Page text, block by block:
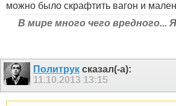
можно было скрафтить вагон и
В мире много чего вредного...
Политрук сказал(-а):
11.10.2013 13:15